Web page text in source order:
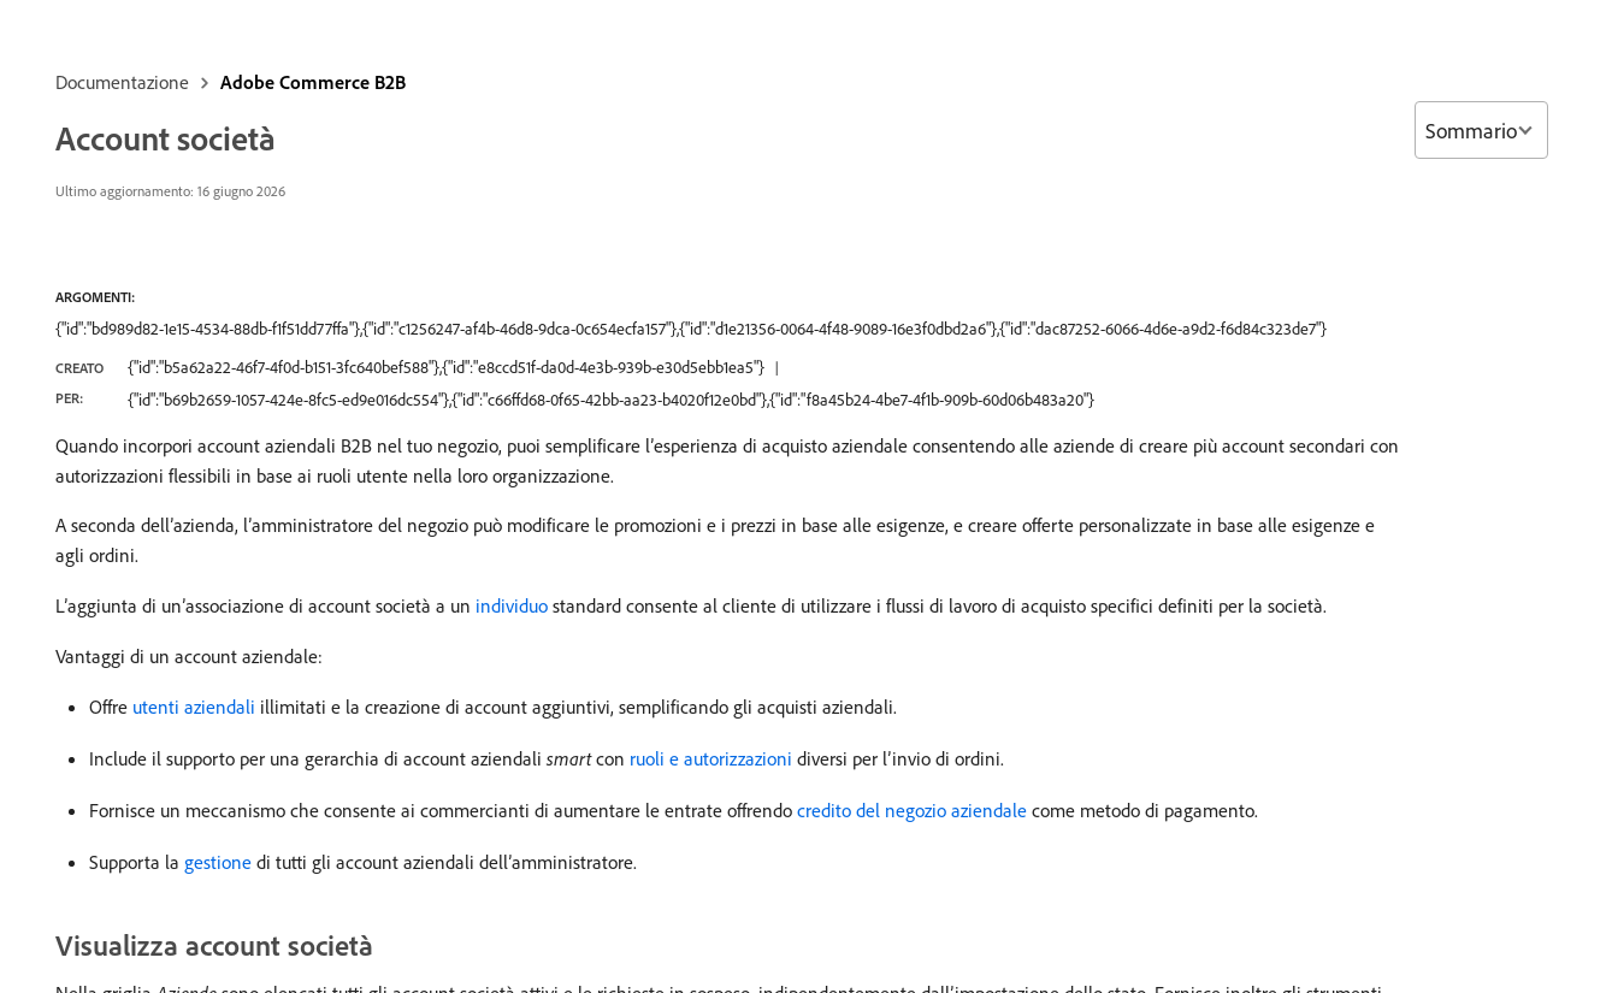
Documentazione Adobe Commerce B2B
Account società
Ultimo aggiornamento: 16 giugno 2026
ARGOMENTI:
{"id":"bd989d82-1e15-4534-88db-f1f51dd77ffa"},{"id":"c1256247-af4b-46d8-9dca-0c654ecfa157"},{"id":"d1e21356-0064-4f48-9089-16e3f0dbd2a6"},{"id":"dac87252-6066-4d6e-a9d2-f6d84c323de7"}
CREATO
PER:
{"id":"b5a62a22-46f7-4f0d-b151-3fc640bef588"},{"id":"e8ccd51f-da0d-4e3b-939b-e30d5ebb1ea5"}
{"id":"b69b2659-1057-424e-8fc5-ed9e016dc554"},{"id":"c66ffd68-0f65-42bb-aa23-b4020f12e0bd"},{"id":"f8a45b24-4be7-4f1b-909b-60d06b483a20"}
Quando incorpori account aziendali B2B nel tuo negozio, puoi semplificare l’esperienza di acquisto aziendale consentendo alle aziende di creare più account secondari con
autorizzazioni flessibili in base ai ruoli utente nella loro organizzazione.
A seconda dell’azienda, l’amministratore del negozio può modificare le promozioni e i prezzi in base alle esigenze, e creare offerte personalizzate in base alle esigenze e
agli ordini.
L’aggiunta di un’associazione di account società a un individuo standard consente al cliente di utilizzare i flussi di lavoro di acquisto specifici definiti per la società.
Vantaggi di un account aziendale:
Offre utenti aziendali illimitati e la creazione di account aggiuntivi, semplificando gli acquisti aziendali.
Include il supporto per una gerarchia di account aziendali smartcon ruoli e autorizzazioni diversi per l’invio di ordini.
Fornisce un meccanismo che consente ai commercianti di aumentare le entrate offrendo credito del negozio aziendale come metodo di pagamento.
Supporta la gestione di tutti gli account aziendali dell’amministratore.
Visualizza account società
Sommario